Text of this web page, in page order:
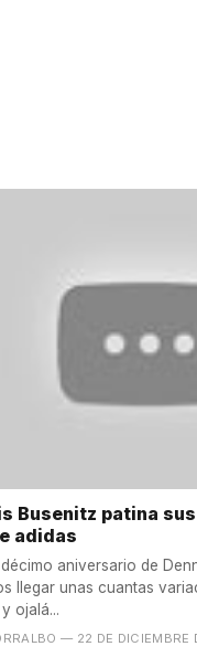
Busenitz patina
adidas
aniversario de
llegar unas cuantas
ojalá...
— 22 DE DICIEMBRE